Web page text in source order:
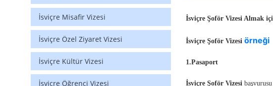
İsviçre Misafir Vizesi
İsviçre Özel Ziyaret Vizesi
İsviçre Kültür Vizesi
İsviçre Öğrenci Vizesi
İsviçre Şoför Vizesi Almak
İsviçre Şoför Vizesi örneği
1.Pasaport
İsviçre Şoför Vizesi